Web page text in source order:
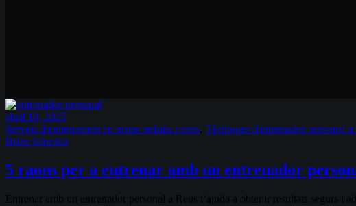
abril 10, 2025
Serveis d'entrenament en grups reduïts a reus Tècniques d'entrenador personal a
Brian Sánchez
5 raons per a entrenar amb un entrenador
Entrenar amb un entrenador personal a Reus t’ajuda a obtenir resultats segurs